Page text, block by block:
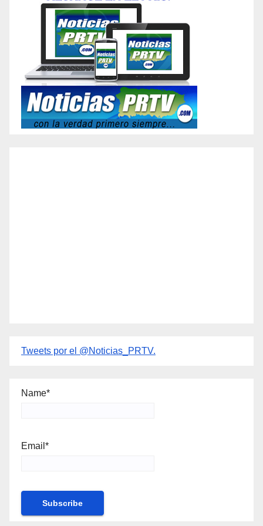
Tweets por el @Noticias_PRTV.
Name*
Email*